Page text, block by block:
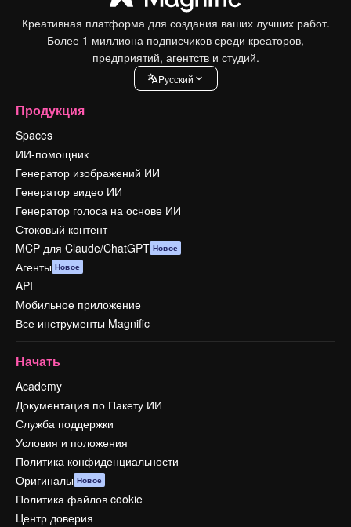
Креативная платформа для создания ваших лучших работ.
Более 1 миллиона подписчиков среди креаторов,
предприятий, агентств и студий.
Pусский
Продукция
Spaces
ИИ-помощник
Генератор изображений ИИ
Генератор видео ИИ
Генератор голоса на основе ИИ
Стоковый контент
MCP для Claude/ChatGPT Новое
Агенты Новое
API
Мобильное приложение
Все инструменты Magnific
Начать
Academy
Документация по Пакету ИИ
Служба поддержки
Условия и положения
Политика конфиденциальности
Оригиналы Новое
Политика файлов cookie
Центр доверия